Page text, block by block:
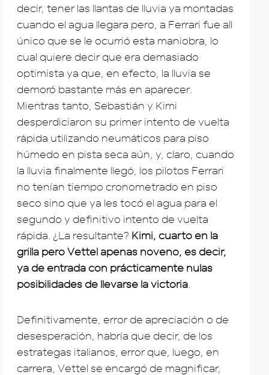
decir, tener las llantas de lluvia ya montadas
cuando el agua llegara pero, a Ferrari fue all
único que se le ocurrió esta maniobra, lo
cual quiere decir que era demasiado
optimista ya que, en efecto, la lluvia se
demoró bastante más en aparecer.
Mientras tanto, Sebastián y Kimi
desperdiciaron su primer intento de vuelta
rápida utilizando neumáticos para piso
húmedo en pista seca aún, y, claro, cuando
la lluvia finalmente llegó, los pilotos Ferrari
no tenían tiempo cronometrado en piso
seco sino que ya les tocó el agua para el
segundo y definitivo intento de vuelta
rápida. ¿La resultante? Kimi, cuarto en la
grilla pero Vettel apenas noveno, es decir,
ya de entrada con prácticamente nulas
posibilidades de llevarse la victoria
Definitivamente, error de apreciación o de
desesperación, habría que decir, de los
estrategas italianos, error que, luego, en
carrera, Vettel se encargó de magnificar,